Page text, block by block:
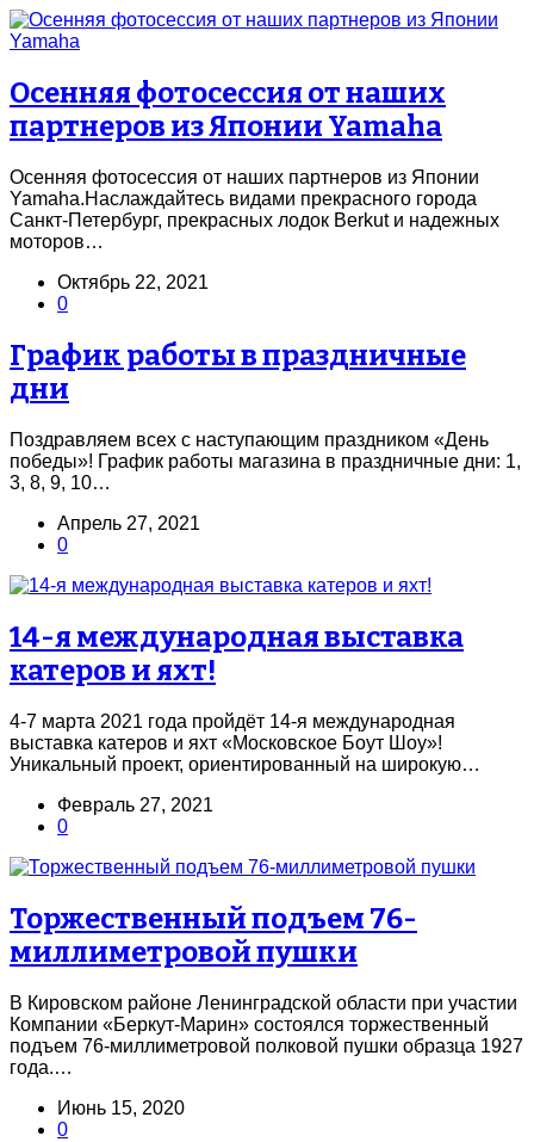
Осенняя фотосессия от наших
партнеров из Японии Yamaha
Осенняя фотосессия от наших партнеров из Японии
Yamaha.Наслаждайтесь видами прекрасного города
Санкт-Петербург, прекрасных лодок Berkut и надежных
моторов…
Октябрь 22, 2021
0
График работы в праздничные
дни
Поздравляем всех с наступающим праздником «День
победы»! График работы магазина в праздничные дни: 1,
3, 8, 9, 10…
Апрель 27, 2021
0
14-я международная выставка
катеров и яхт!
4-7 марта 2021 года пройдёт 14-я международная
выставка катеров и яхт «Московское Боут Шоу»!
Уникальный проект, ориентированный на широкую…
Февраль 27, 2021
0
Торжественный подъем 76-
миллиметровой пушки
В Кировском районе Ленинградской области при участии
Компании «Беркут-Марин» состоялся торжественный
подъем 76-миллиметровой полковой пушки образца 1927
года.…
Июнь 15, 2020
0